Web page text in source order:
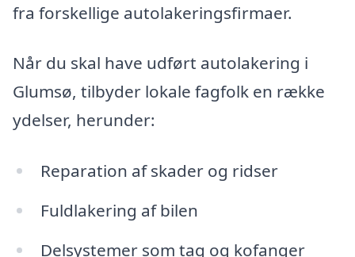
fra forskellige autolakeringsfirmaer.
Når du skal have udført autolakering i
Glumsø, tilbyder lokale fagfolk en række
ydelser, herunder:
Reparation af skader og ridser
Fuldlakering af bilen
Delsystemer som tag og kofanger